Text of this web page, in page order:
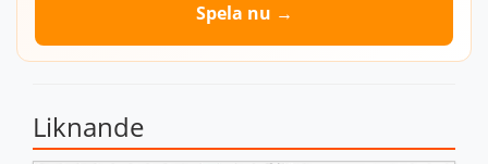
Spela nu →
Liknande